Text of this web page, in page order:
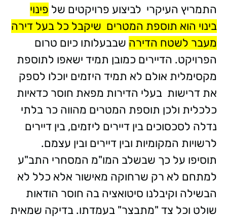
התמריץ העיקרי לביצוע פרויקטים של פינוי
בינוי הוא תוספת המטרים שיקבל כל בעל דירה
מעבר לשטח הדירה שבבעלותו כיום טרום
הפרויקט. הדיירים כמובן תמיד ישאפו לתוספת
מקסימלית אולם לא תמיד היזמים יוכלו לספק
את דרישות בעלי הדירות מפאת חוסר כדאיות
כלכלית ולכן תוספת המטרים מהווה כר בלתי
נדלה לסכסוכים בין דיירים ליזמים, בין דיירים
לרשויות המקומיות ובין דיירים ובין עצמם.
תוסיפו על כך שבשלב המו"מ המסחרי התב"ע
למתחם לא רק שרחוקה מאישור אלא כלל לא
הבשילה וקיבלנו סיטואציה בה חוסר הודאות
שולט וכל צד "מתבצר" בעמדתו. בדיקה שמאית